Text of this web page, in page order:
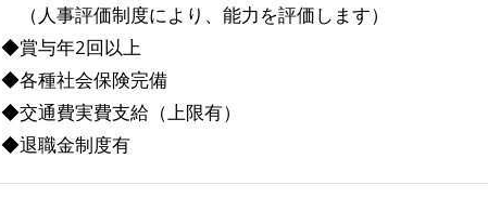
（人事評価制度により、能力を評価します）
◆賞与年2回以上
◆各種社会保険完備
◆交通費実費支給（上限有）
◆退職金制度有